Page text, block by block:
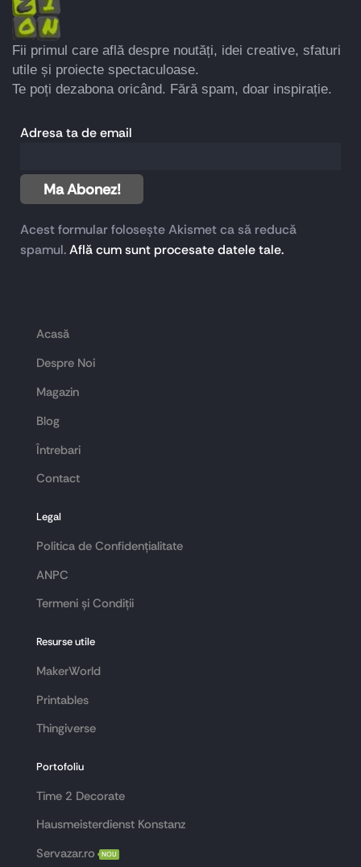
Fii primul care află despre noutăți, idei creative, sfaturi
utile și proiecte spectaculoase.
Te poți dezabona oricând. Fără spam, doar inspirație.
Adresa ta de email
Acest formular folosește Akismet ca să reducă
spamul.Află cum sunt procesate datele tale.
Acasă
Despre Noi
Magazin
Blog
Întrebari
Contact
Legal
Politica de Confidențialitate
ANPC
Termeni și Condiții
Resurse utile
MakerWorld
Printables
Thingiverse
Portofoliu
Time 2 Decorate
Hausmeisterdienst Konstanz
Servazar.ro
NOU